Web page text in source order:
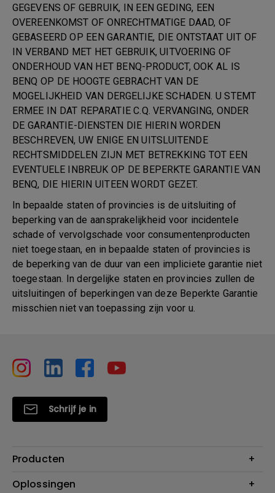
GEGEVENS OF GEBRUIK, IN EEN GEDING, EEN
OVEREENKOMST OF ONRECHTMATIGE DAAD, OF
GEBASEERD OP EEN GARANTIE, DIE ONTSTAAT UIT OF
IN VERBAND MET HET GEBRUIK, UITVOERING OF
ONDERHOUD VAN HET BENQ-PRODUCT, OOK AL IS
BENQ OP DE HOOGTE GEBRACHT VAN DE
MOGELIJKHEID VAN DERGELIJKE SCHADEN. U STEMT
ERMEE IN DAT REPARATIE C.Q. VERVANGING, ONDER
DE GARANTIE-DIENSTEN DIE HIERIN WORDEN
BESCHREVEN, UW ENIGE EN UITSLUITENDE
RECHTSMIDDELEN ZIJN MET BETREKKING TOT EEN
EVENTUELE INBREUK OP DE BEPERKTE GARANTIE VAN
BENQ, DIE HIERIN UITEEN WORDT GEZET.
In bepaalde staten of provincies is de uitsluiting of
beperking van de aansprakelijkheid voor incidentele
schade of vervolgschade voor consumentenproducten
niet toegestaan, en in bepaalde staten of provincies is
de beperking van de duur van een impliciete garantie niet
toegestaan. In dergelijke staten en provincies zullen de
uitsluitingen of beperkingen van deze Beperkte Garantie
misschien niet van toepassing zijn voor u.
Schrijf je in
Producten
Projectoren
Oplossingen